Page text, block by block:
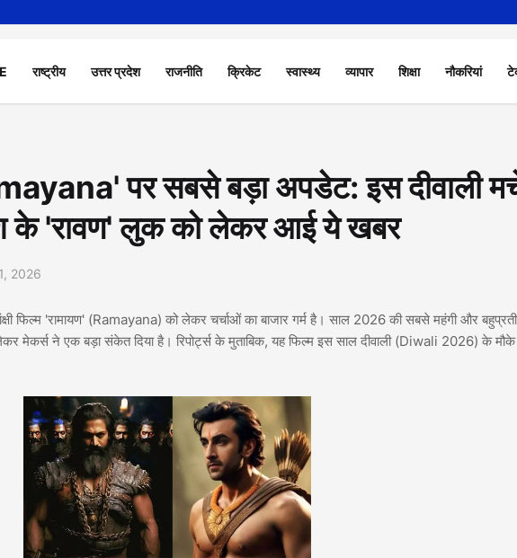
राष्ट्रीय उत्तर प्रदेश राजनीति क्रिकेट स्वास्थ्य व्यापार शिक्षा नौकरियां
पर सबसे बड़ा अपडेट: इस दीवाली
के 'रावण' लुक को लेकर आई ये खबर
2026
फिल्म 'रामायण' (Ramayana) को लेकर चर्चाओं का बाजार गर्म है। साल 2026 की सबसे महंगी और
मेकर्स ने एक बड़ा संकेत दिया है। रिपोर्ट्स के मुताबिक, यह फिल्म इस साल दीवाली (Diwali 2026) के